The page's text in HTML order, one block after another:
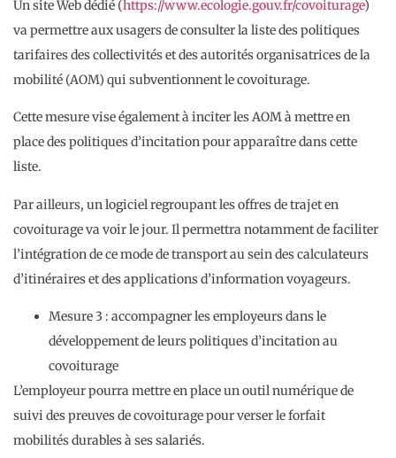
Un site Web dédié (https://www.ecologie.gouv.fr/covoiturage)
va permettre aux usagers de consulter la liste des politiques
tarifaires des collectivités et des autorités organisatrices de la
mobilité (AOM) qui subventionnent le covoiturage.
Cette mesure vise également à inciter les AOM à mettre en
place des politiques d’incitation pour apparaître dans cette
liste.
Par ailleurs, un logiciel regroupant les offres de trajet en
covoiturage va voir le jour. Il permettra notamment de faciliter
l’intégration de ce mode de transport au sein des calculateurs
d’itinéraires et des applications d’information voyageurs.
Mesure 3 : accompagner les employeurs dans le
développement de leurs politiques d’incitation au
covoiturage
L’employeur pourra mettre en place un outil numérique de
suivi des preuves de covoiturage pour verser le forfait
mobilités durables à ses salariés.